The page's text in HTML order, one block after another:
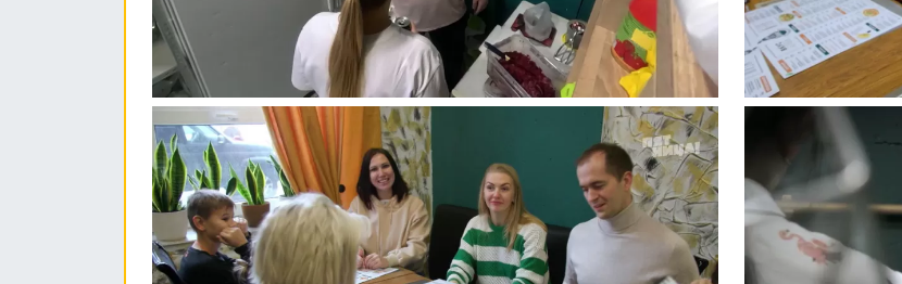
Подписывайтесь на телеграм-канал.
Мы выкладываем авторские обзоры
каждую неделю.
Подписаться
Нас уже 5400